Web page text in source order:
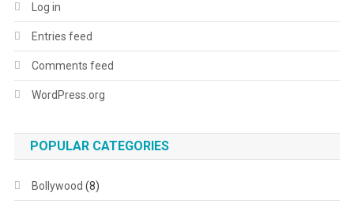
Log in
Entries feed
Comments feed
WordPress.org
POPULAR CATEGORIES
Bollywood (8)